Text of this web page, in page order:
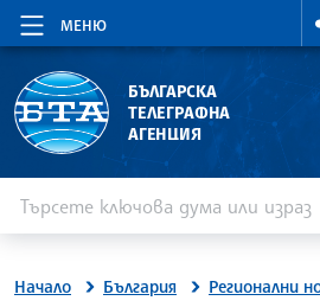
МЕНЮ
БЪЛГАРСКА
ТЕЛЕГРАФНА
АГЕНЦИЯ
Начало България Регионални